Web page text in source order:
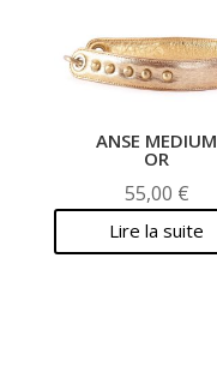
ANSE MEDIUM
OR
55,00 €
Lire la suite